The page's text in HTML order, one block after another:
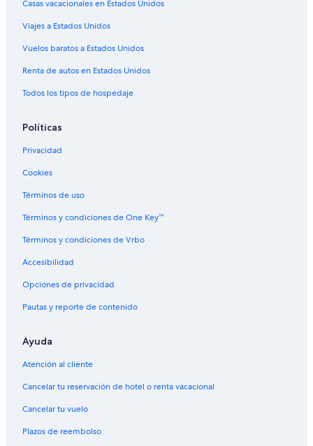
Apartamentos en Chambo
Hoteles haciendas en Chambo
Hoteles en Chambo
Hoteles en Puela
Hoteles cerca de Reserva de Producción de Fauna
Hoteles cerca de Escuela Superior Politécnica de
Casas vacacionales en Estados Unidos
Viajes a Estados Unidos
Vuelos baratos a Estados Unidos
Renta de autos en Estados Unidos
Todos los tipos de hospedaje
Políticas
Privacidad
Cookies
Términos de uso
Términos y condiciones de One Key™
Términos y condiciones de Vrbo
Accesibilidad
Opciones de privacidad
Pautas y reporte de contenido
Ayuda
Atención al cliente
Cancelar tu reservación de hotel o renta vacacional
Cancelar tu vuelo
Plazos de reembolso